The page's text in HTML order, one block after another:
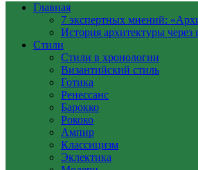
Главная
7 экспертных мнений:
История архитектуры через
Стили
Стили в хронологии
Византийский стиль
Готика
Ренессанс
Барокко
Рококо
Ампир
Классицизм
Эклектика